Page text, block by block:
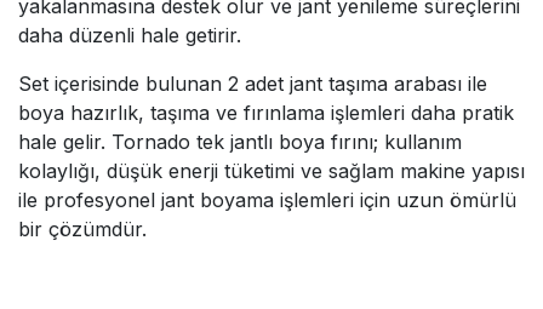
yakalanmasına destek olur ve jant yenileme süreçlerini
daha düzenli hale getirir.
Set içerisinde bulunan 2 adet jant taşıma arabası ile
boya hazırlık, taşıma ve fırınlama işlemleri daha pratik
hale gelir. Tornado tek jantlı boya fırını; kullanım
kolaylığı, düşük enerji tüketimi ve sağlam makine yapısı
ile profesyonel jant boyama işlemleri için uzun ömürlü
bir çözümdür.